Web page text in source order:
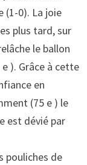
(1-0). La joie
plus tard, sur
le ballon
). Grâce à cette
en
(75 e ) le
est dévié par
pouliches de